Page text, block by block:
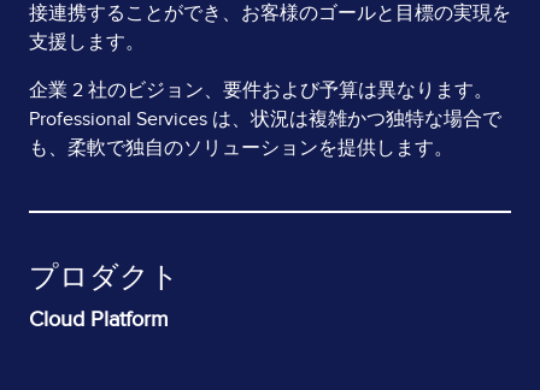
接連携することができ、お客様のゴールと目標の実現を
支援します。
企業 2 社のビジョン、要件および予算は異なります。
Professional Services は、状況は複雑かつ独特な場合で
も、柔軟で独自のソリューションを提供します。
プロダクト
Cloud Platform